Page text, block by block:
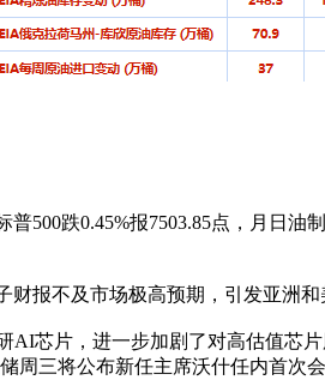
普500跌0.45%报7503.85点，月日
财报不及市场极高预期，引发亚洲和
AI芯片，进一步加剧了对高估值芯
周三将公布新任主席沃什任内首次